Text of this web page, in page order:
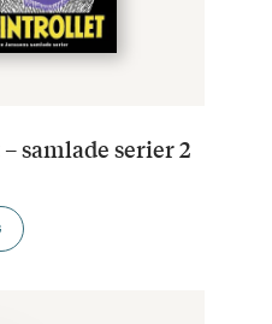
samlade serier 2